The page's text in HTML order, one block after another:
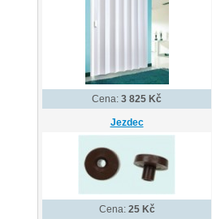
Cena: 3 825 Kč
Jezdec
Cena: 25 Kč